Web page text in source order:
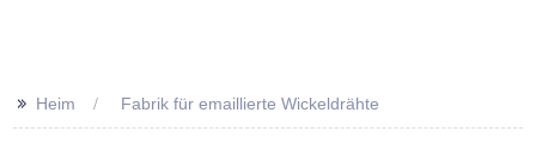
>> Heim Fabrik für emaillierte Wickeldrähte